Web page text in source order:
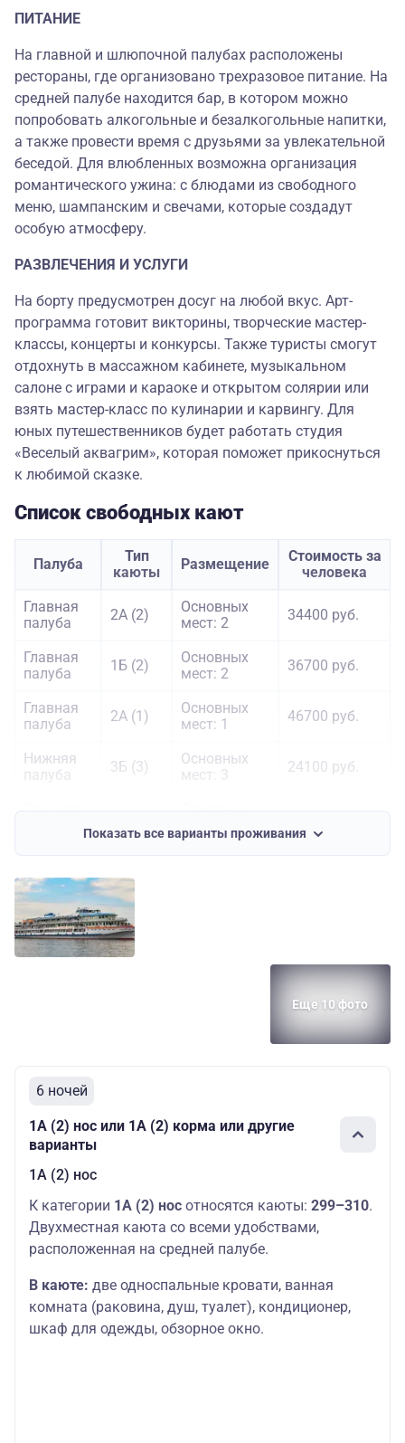
ПИТАНИЕ
На главной и шлюпочной палубах расположены
рестораны, где организовано трехразовое питание. На
средней палубе находится бар, в котором можно
попробовать алкогольные и безалкогольные напитки,
а также провести время с друзьями за увлекательной
беседой. Для влюбленных возможна организация
романтического ужина: с блюдами из свободного
меню, шампанским и свечами, которые создадут
особую атмосферу.
РАЗВЛЕЧЕНИЯ И УСЛУГИ
На борту предусмотрен досуг на любой вкус. Арт-
программа готовит викторины, творческие мастер-
классы, концерты и конкурсы. Также туристы смогут
отдохнуть в массажном кабинете, музыкальном
салоне с играми и караоке и открытом солярии или
взять мастер-класс по кулинарии и карвингу. Для
юных путешественников будет работать студия
«Веселый аквагрим», которая поможет прикоснуться
к любимой сказке.
Список свободных кают
Палуба
Тип
каюты
Размещение
Стоимость за
человека
Главная
палуба
2А (2)
Основных
мест: 2
34400 руб.
Главная
палуба
1Б (2)
Основных
мест: 2
36700 руб.
Главная
палуба
2А (1)
Основных
мест: 1
46700 руб.
Нижняя
палуба
3Б (3)
Основных
мест: 3
24100 руб.
палуба
корма
Показать все варианты проживания
Еще 10 фото
6 ночей
1А (2) нос или 1А (2) корма или другие
варианты
1А (2) нос
К категории 1А (2) нос относятся каюты: 299–310.
Двухместная каюта со всеми удобствами,
расположенная на средней палубе.
В каюте: две односпальные кровати, ванная
комната (раковина, душ, туалет), кондиционер,
шкаф для одежды, обзорное окно.